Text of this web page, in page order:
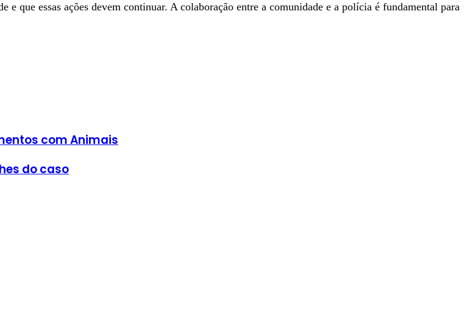
que essas ações devem continuar. A colaboração entre a comunidade e a polícia é fundamental para
com Animais
do caso